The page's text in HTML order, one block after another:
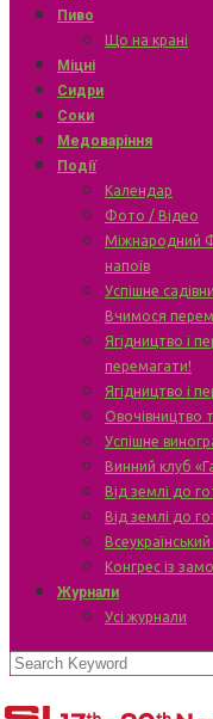
Пиво
Що на крані
Міцні
Сидри
Соки
Медоваріння
Події
Календар
Фото / Відео
Міжнародний
напоїв
Успішне
Вчимося
Ягідництво і
перемагати!
Ягідництво і
Овочівництво
Успішне
Винний клуб
Від землі до
Від землі до
Конгрес із
Журнали
Усі журнали